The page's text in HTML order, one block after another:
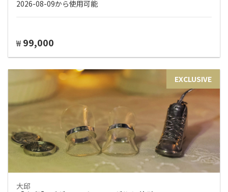
2026-08-09から使用可能
₩ 99,000
EXCLUSIVE
大邱